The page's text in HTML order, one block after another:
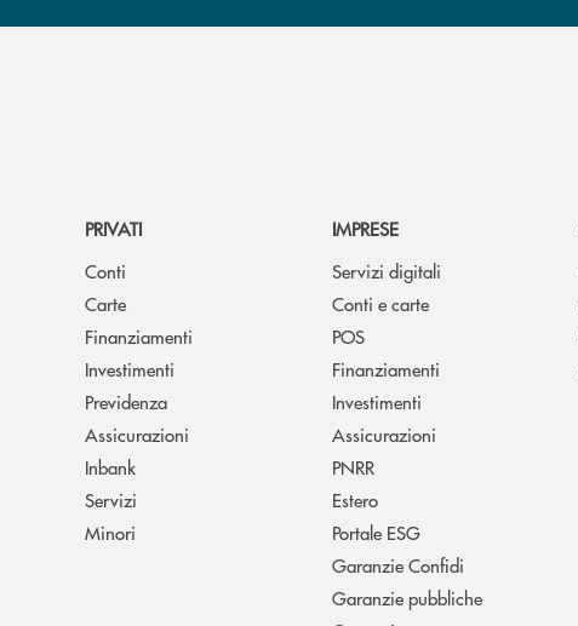
PRIVATI
Conti
Carte
Finanziamenti
Investimenti
Previdenza
Assicurazioni
Inbank
Servizi
Minori
IMPRESE
Servizi digitali
Conti e carte
POS
Finanziamenti
Investimenti
Assicurazioni
PNRR
Estero
Portale ESG
Garanzie Confidi
Garanzie pubbliche